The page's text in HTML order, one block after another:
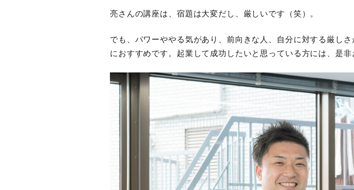
亮さんの講座は、宿題は大変だし、厳しいです（笑）。
でも、パワーややる気があり、前向きな人、自分に対する厳し
におすすめです。起業して成功したいと思っている方には、是非